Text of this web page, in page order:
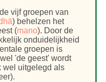
vijf groepen van
) behelzen het
(mano). Door de
onduidelijkheid
groepen is
'de geest' wordt
wel uitgelegd als